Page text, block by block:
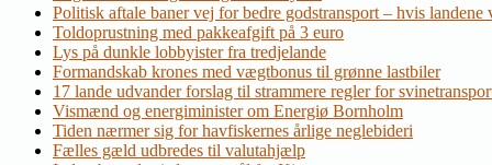
Politisk aftale baner vej for bedre godstransport – hvis landene
Toldoprustning med pakkeafgift på 3 euro
Lys på dunkle lobbyister fra tredjelande
Formandskab krones med vægtbonus til grønne lastbiler
17 lande udvander forslag til strammere regler for
Vismænd og energiminister om Energiø Bornholm
Tiden nærmer sig for havfiskernes årlige neglebideri
Fælles gæld udbredes til valutahjælp